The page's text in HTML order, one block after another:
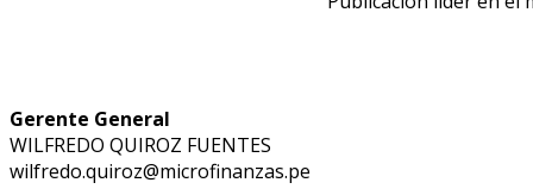
Gerente General
WILFREDO QUIROZ FUENTES
wilfredo.quiroz@microfinanzas.pe